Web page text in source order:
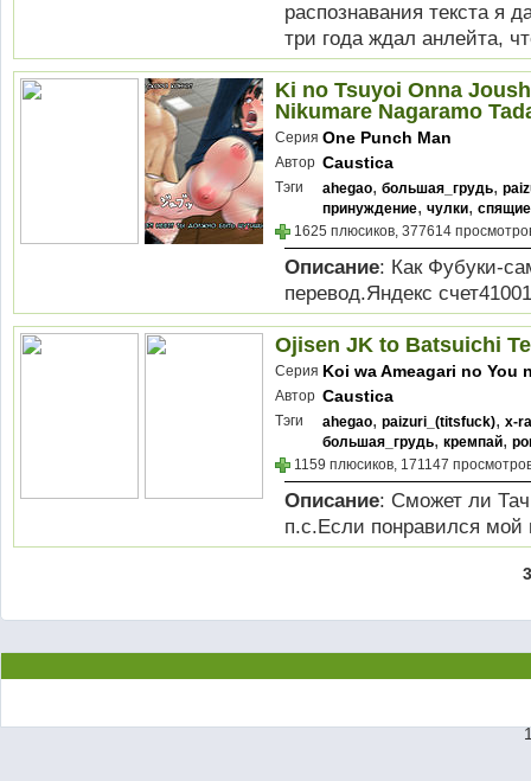
распознавания текста я
три года ждал анлейта,
Ki no Tsuyoi Onna
Nikumare Nagaramo
Серия One Punch Man
Автор Caustica
Тэги ahegao, большая_грудь,
принуждение, чулки, спящие
1625 плюсиков, 377614
Описание: Как Фубуки-
перевод.Яндекс
Ojisen JK to Batsuichi
Серия Koi wa Ameagari no You
Автор Caustica
Тэги ahegao, paizuri_(titsfuck), x-
большая_грудь, кремпай,
1159 плюсиков, 171147
Описание: Сможет ли
п.с.Если понравился мой